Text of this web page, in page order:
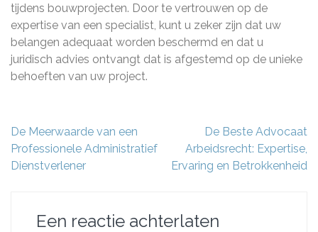
tijdens bouwprojecten. Door te vertrouwen op de
expertise van een specialist, kunt u zeker zijn dat uw
belangen adequaat worden beschermd en dat u
juridisch advies ontvangt dat is afgestemd op de unieke
behoeften van uw project.
Berichtnavigatie
De Meerwaarde van een
Professionele Administratief
Dienstverlener
De Beste Advocaat
Arbeidsrecht: Expertise,
Ervaring en Betrokkenheid
Een reactie achterlaten